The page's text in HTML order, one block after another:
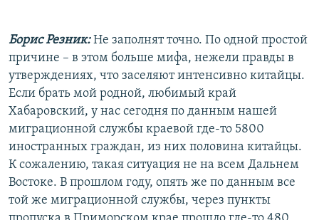
Борис Резник:Не заполнят точно. По одной простой
причине – в этом больше мифа, нежели правды в
утверждениях, что заселяют интенсивно китайцы.
Если брать мой родной, любимый край
Хабаровский, у нас сегодня по данным нашей
миграционной службы краевой где-то 5800
иностранных граждан, из них половина китайцы.
К сожалению, такая ситуация не на всем Дальнем
Востоке. В прошлом году, опять же по данным все
той же миграционной службы, через пункты